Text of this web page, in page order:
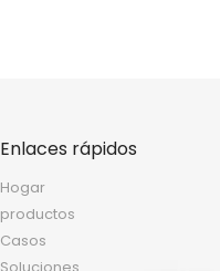
Enlaces rápidos
Hogar
productos
Casos